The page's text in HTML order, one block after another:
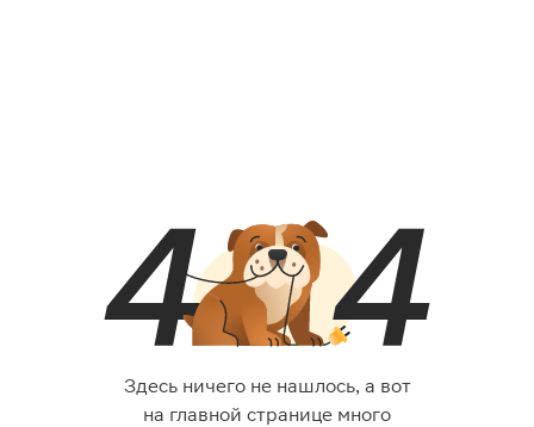
Здесь ничего не нашлось, а вот
на главной странице много